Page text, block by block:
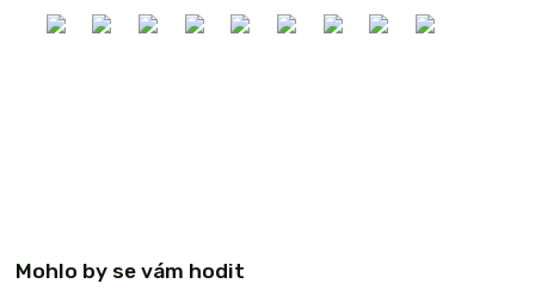
Mohlo by se vám hodit